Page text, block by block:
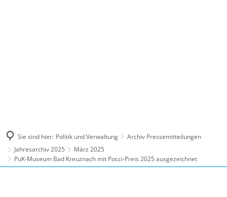
Sie sind hier: Politik und Verwaltung
Archiv Pressemitteilungen
Jahresarchiv 2025
März 2025
PuK-Museum Bad Kreuznach mit Pocci-Preis 2025 ausgezeichnet